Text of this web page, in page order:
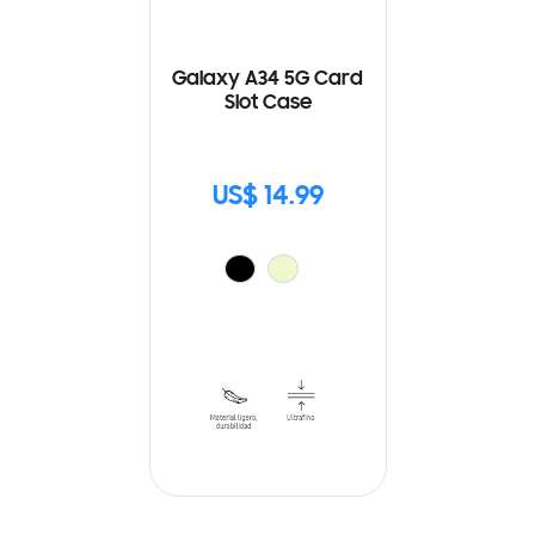
Galaxy A34 5G Card
Slot Case
US$ 14.99